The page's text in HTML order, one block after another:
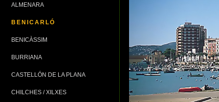
ALMENARA
BENICARLÓ
BENICÀSSIM
BURRIANA
CASTELLÓN DE LA PLANA
CHILCHES / XILXES